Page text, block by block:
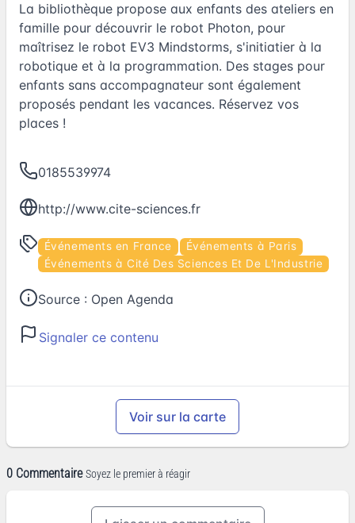
La bibliothèque propose aux enfants des ateliers en
famille pour découvrir le robot Photon, pour
maîtrisez le robot EV3 Mindstorms, s'initiatier à la
robotique et à la programmation. Des stages pour
enfants sans accompagnateur sont également
proposés pendant les vacances. Réservez vos
places !
0185539974
http://www.cite-sciences.fr
Événements en France
Événements à Paris
Événements à Cité Des Sciences Et De L'Industrie
Source : Open Agenda
Signaler ce contenu
Voir sur la carte
0 Commentaire Soyez le premier à réagir